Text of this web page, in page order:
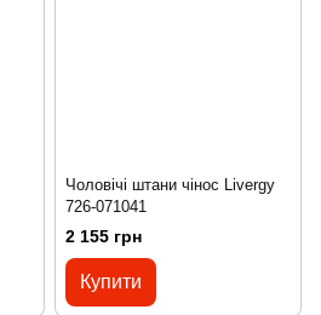
Чоловічі штани чінос Livergy
726-071041
2 155 грн
Купити